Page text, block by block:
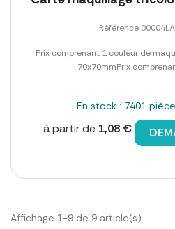
Référence
Prix comprenant 1 couleur de
70x70mmPrix
En stock : 7401
à partir de 1,08 €
Affichage 1-9 de 9 article(s)